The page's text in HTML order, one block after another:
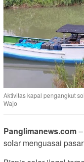
Aktivitas kapal pengangkut
Wajo
Panglimanews.com
solar menguasai